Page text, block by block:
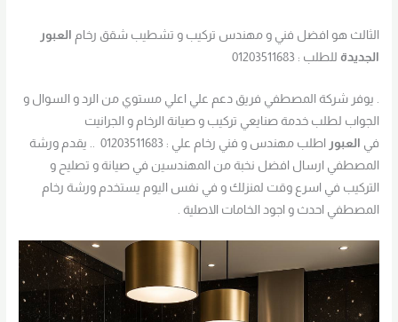
الثالث هو افضل فني و مهندس تركيب و تشطيب شقق رخام العبور
الجديدة للطلب : 01203511683
. يوفر شركة المصطفي فريق دعم علي اعلي مستوي من الرد و السوال و
الجواب لطلب خدمة صنايعي تركيب و صيانة الرخام و الجرانيت
في العبور
اطلب مهندس و فني رخام علي : 01203511683 .. يقدم ورشة
المصطفي ارسال افضل نخبة من المهندسين في صيانة و تصليح و
التركيب في اسرع وقت لمنزلك و في نفس اليوم يستخدم ورشة رخام
المصطفي احدث و اجود الخامات الاصلية .